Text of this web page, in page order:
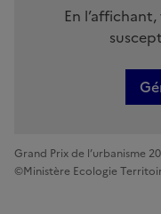
En
Grand Prix de l’urbanisme
©Ministère Ecologie